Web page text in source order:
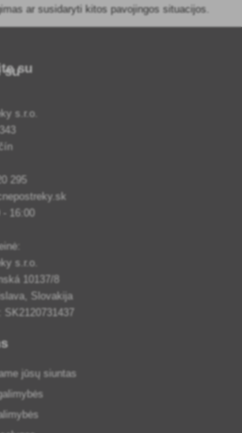
ar susidaryti kitos pavojingos situacijos.
su
s.r.o.
295
16:00
s.r.o.
10137/8
Slovakija
SK2120731437
jūsų siuntas